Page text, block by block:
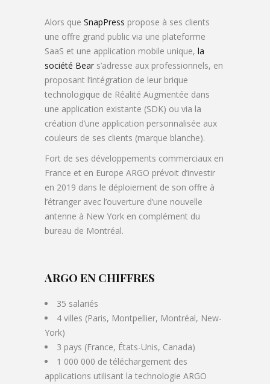
Alors que SnapPress propose à ses clients
une offre grand public via une plateforme
SaaS et une application mobile unique, la
société Bear s’adresse aux professionnels, en
proposant l’intégration de leur brique
technologique de Réalité Augmentée dans
une application existante (SDK) ou via la
création d’une application personnalisée aux
couleurs de ses clients (marque blanche).
Fort de ses développements commerciaux en
France et en Europe ARGO prévoit d’investir
en 2019 dans le déploiement de son offre à
l’étranger avec l’ouverture d’une nouvelle
antenne à New York en complément du
bureau de Montréal.
ARGO EN CHIFFRES
35 salariés
4 villes (Paris, Montpellier, Montréal, New-
York)
3 pays (France, États-Unis, Canada)
1 000 000 de téléchargement des
applications utilisant la technologie ARGO